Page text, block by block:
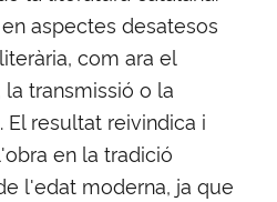
aspectes desatesos
com ara el
transmissió o la
El resultat reivindica i
en la tradició
l'edat moderna, ja que